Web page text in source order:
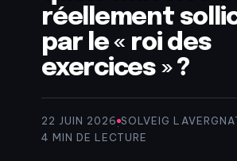
réellement
par le « roi des
exercices » ?
22 JUIN 2026·SOLVEIG
4 MIN DE LECTURE